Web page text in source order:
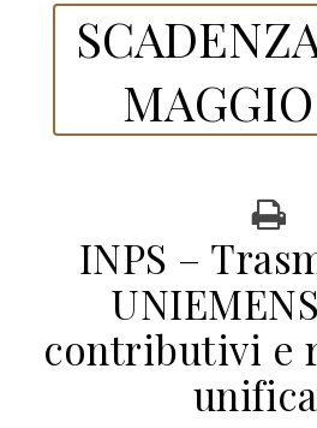
INPS –
contributivi e